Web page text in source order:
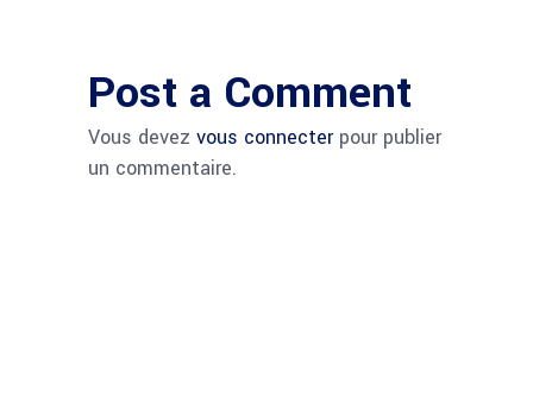
Post a Comment
Vous devez vous connecterpour publier
un commentaire.